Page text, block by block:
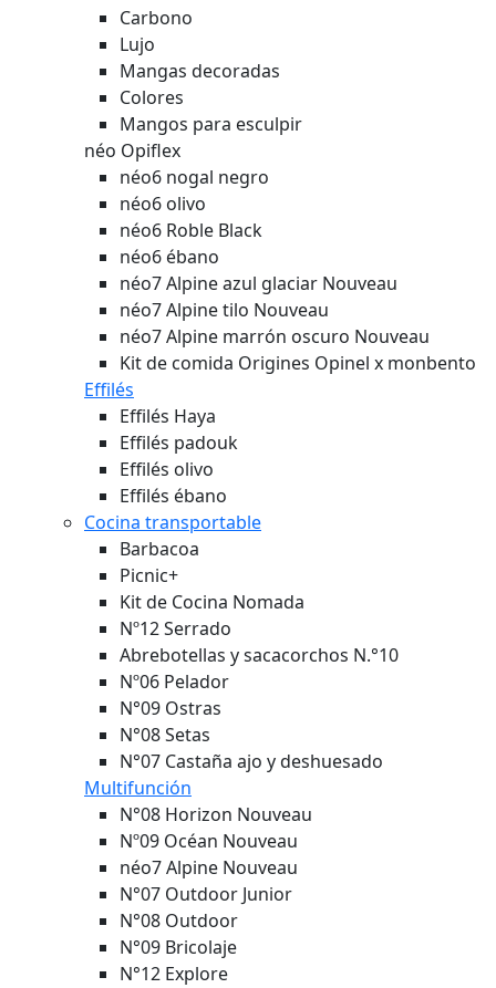
Carbono
Lujo
Mangas decoradas
Colores
Mangos para esculpir
néo Opiflex
néo6 nogal negro
néo6 olivo
néo6 Roble Black
néo6 ébano
néo7 Alpine azul glaciar Nouveau
néo7 Alpine tilo Nouveau
néo7 Alpine marrón oscuro Nouveau
Kit de comida Origines Opinel x monbento
Effilés
Effilés Haya
Effilés padouk
Effilés olivo
Effilés ébano
Cocina transportable
Barbacoa
Picnic+
Kit de Cocina Nomada
Nº12 Serrado
Abrebotellas y sacacorchos N.°10
Nº06 Pelador
N°09 Ostras
N°08 Setas
N°07 Castaña ajo y deshuesado
Multifunción
N°08 Horizon Nouveau
Nº09 Océan Nouveau
néo7 Alpine Nouveau
N°07 Outdoor Junior
N°08 Outdoor
N°09 Bricolaje
N°12 Explore